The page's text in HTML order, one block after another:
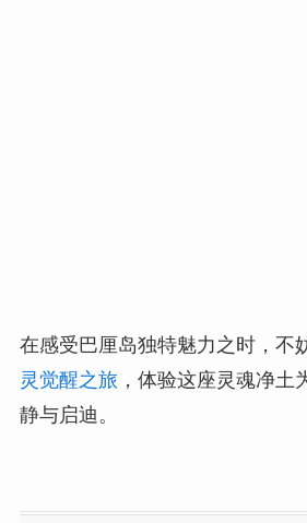
在感受巴厘岛独特魅力之时，不
灵觉醒之旅 ，体验这座灵魂净土
静与启迪。